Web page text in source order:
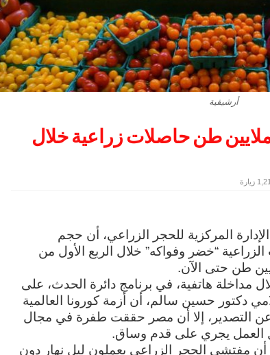
أرشيفية
العطار : تصدير 3 ملايين طن حاصلات زراعية خلال
زيارة
المركزية للحجر الزراعي، أن حجم
“خضر وفواكه” خلال الربع الأول من
مداخلة هاتفية، في برنامج دائرة الحدث، على
دكتور حسين سالم، أن أزمة كورونا العالمية
التصدير، إلا أن مصر حققت طفرة في مجال
العمل يجري على قدم وساق.
أن مفتشي الحجر الزراعي يعملون ليل نهار دون